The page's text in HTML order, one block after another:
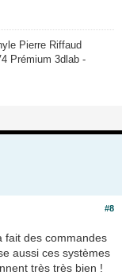
Pierre Riffaud
Prémium 3dlab -
#8
fait des commandes
aussi ces systèmes
très très bien !